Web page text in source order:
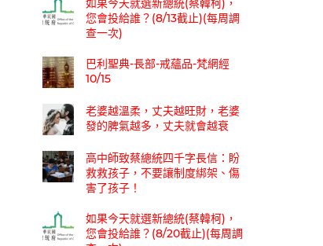
如果今天就選新總統(蔡韓柯)，
您會投給誰？(8/13截止)(每周調
查一次)
巴利聖典-長部-戒蘊品-梵網經
10/15
老婆越溫柔，丈夫越旺財，老婆
發的脾氣越多，丈夫就會越衰
高中師致蔡總統四千字長信：盼
救救孩子，不要讓制度綁架、傷
害了孩子！
如果今天就選新總統(蔡韓柯)，
您會投給誰？(8/20截止)(每周調